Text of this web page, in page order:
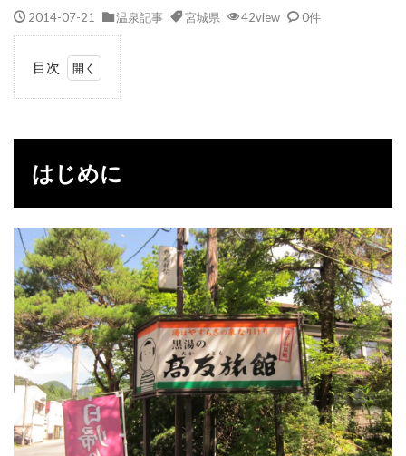
2014-07-21 温泉記事 宮城県 42view 0件
目次
に
温
泉
2.1
黒湯
2.2
プー
ル風
2.3
ひょ
うた
ん風
はじめに